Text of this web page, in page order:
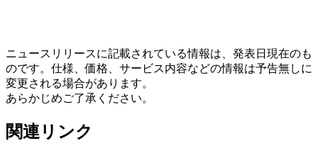
ニュースリリースに記載されている情報は、発表日現在のも
のです。仕様、価格、サービス内容などの情報は予告無しに
変更される場合があります。
あらかじめご了承ください。
関連リンク